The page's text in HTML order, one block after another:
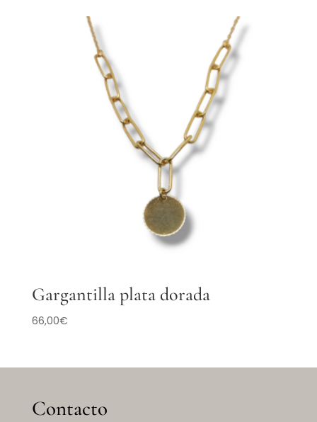
Gargantilla plata dorada
66,00€
Contacto